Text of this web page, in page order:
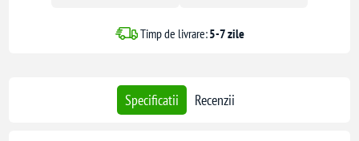
Timp de livrare:5-7 zile
Specificatii Recenzii